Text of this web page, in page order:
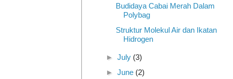
Budidaya Cabai Merah Dalam
Polybag
Struktur Molekul Air dan Ikatan
Hidrogen
► July (3)
► June (2)